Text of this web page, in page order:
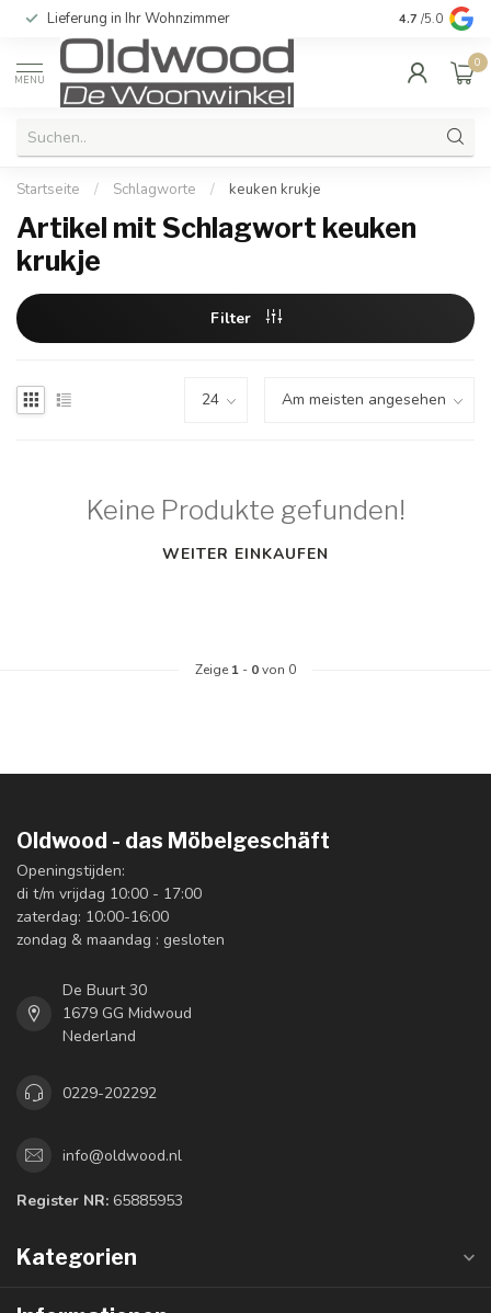
Lieferung in Ihr Wohnzimmer Qualität und
4.7 /5.0
MENU
0
Startseite / Schlagworte / keuken krukje
Artikel mit Schlagwort keuken
krukje
Filter
Keine Produkte gefunden!
WEITER EINKAUFEN
Zeige 1 - 0von 0
Oldwood - das Möbelgeschäft
Openingstijden:
di t/m vrijdag 10:00 - 17:00
zaterdag: 10:00-16:00
zondag & maandag : gesloten
De Buurt 30
1679 GG Midwoud
Nederland
0229-202292
info@oldwood.nl
Register NR: 65885953
Kategorien